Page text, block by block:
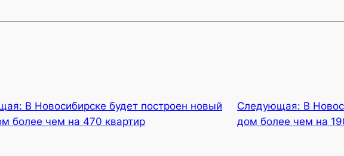
В Новосибирске будет построен новый
более чем на 470 квартир
Следующая: В
дом более чем на